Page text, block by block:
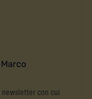
newsletter con cui